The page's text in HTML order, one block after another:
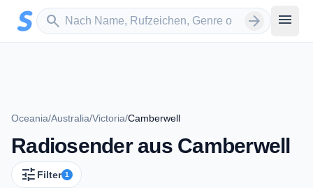
Zum Hauptinhalt springen
search
Sender suchen arrow_forward menu
Oceania/Australia/Victoria/Camberwell
Radiosender aus Camberwell
tune Filter 1